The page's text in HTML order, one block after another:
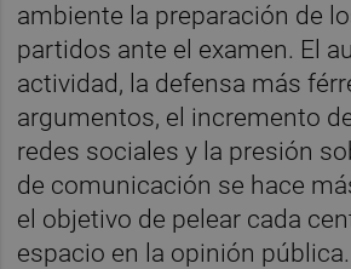
ambiente la preparación de
partidos ante el examen. El
actividad, la defensa más
argumentos, el incremento
redes sociales y la presión
de comunicación se hace
el objetivo de pelear cada
espacio en la opinión pública.